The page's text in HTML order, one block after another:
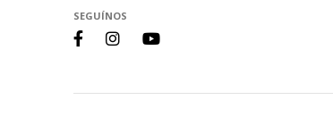
SEGUÍNOS